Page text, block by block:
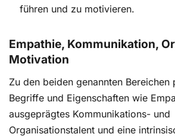
führen und zu motivieren.
Empathie, Kommunikation,
Motivation
Zu den beiden genannten Bereichen
Begriffe und Eigenschaften wie
ausgeprägtes Kommunikations- und
Organisationstalent und eine